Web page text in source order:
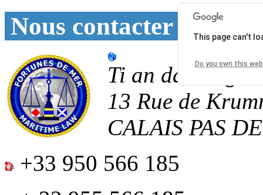
Nous contacter
Ti an
13 Rue de
CALAIS PAS
+33 950 566 185
This page can't
Do you own this